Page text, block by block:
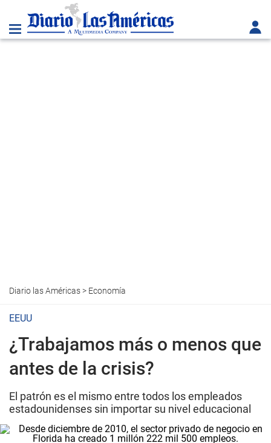
Diario las Américas> Economía
EEUU
¿Trabajamos más o menos que
antes de la crisis?
El patrón es el mismo entre todos los empleados
estadounidenses sin importar su nivel educacional